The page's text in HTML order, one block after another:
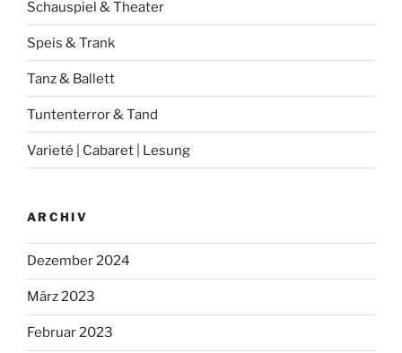
Schauspiel & Theater
Speis & Trank
Tanz & Ballett
Tuntenterror & Tand
Varieté | Cabaret | Lesung
ARCHIV
Dezember 2024
März 2023
Februar 2023